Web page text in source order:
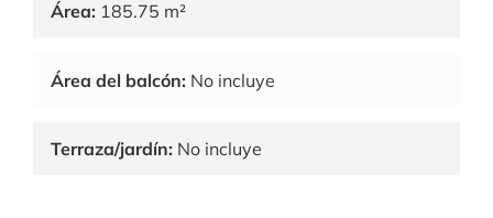
Área: 185.75 m²
Área del balcón: No incluye
Terraza/jardín: No incluye